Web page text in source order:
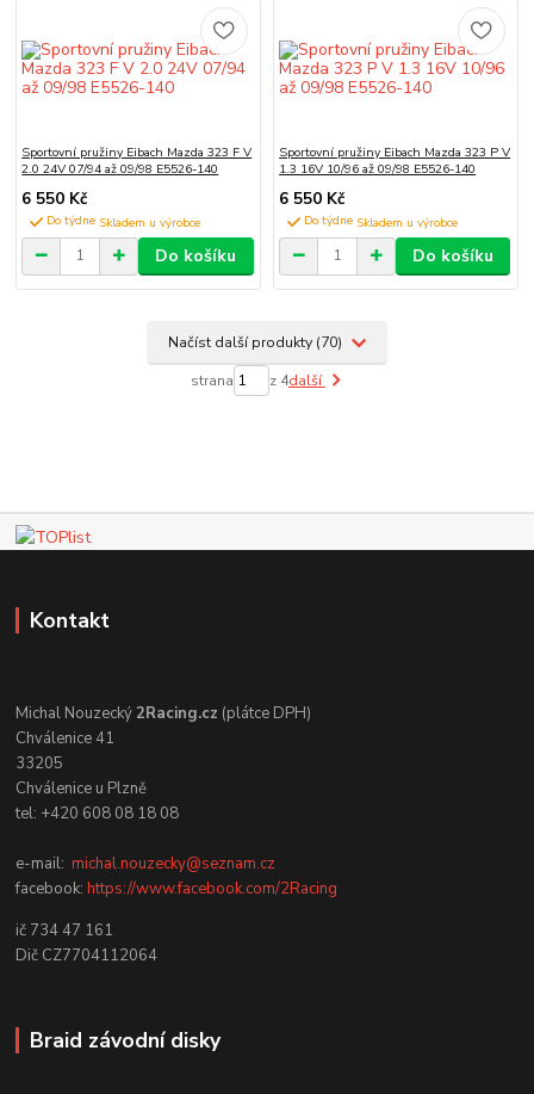
Sportovní pružiny Eibach Mazda 323 F V
2.0 24V 07/94 až 09/98 E5526-140
6 550 Kč
Do týdne
Do košíku
Sportovní pružiny Eibach Mazda 323 P V
1.3 16V 10/96 až 09/98 E5526-140
6 550 Kč
Do týdne
Do košíku
Načíst další produkty (70)
strana z 4další
Kontakt
Michal Nouzecký2Racing.cz (plátce DPH)
Chválenice 41
33205
Chválenice u Plzně
tel: +420 608 08 18 08
e-mail:michal.nouzecky@seznam.cz
facebook:https://www.facebook.com/2Racing
ič 734 47 161
Dič CZ7704112064
Braid závodní disky